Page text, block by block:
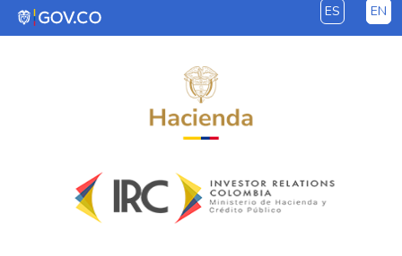
Skip to Main Content ES EN